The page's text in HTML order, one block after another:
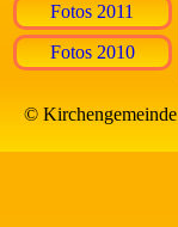
Fotos 2011
Fotos 2010
©